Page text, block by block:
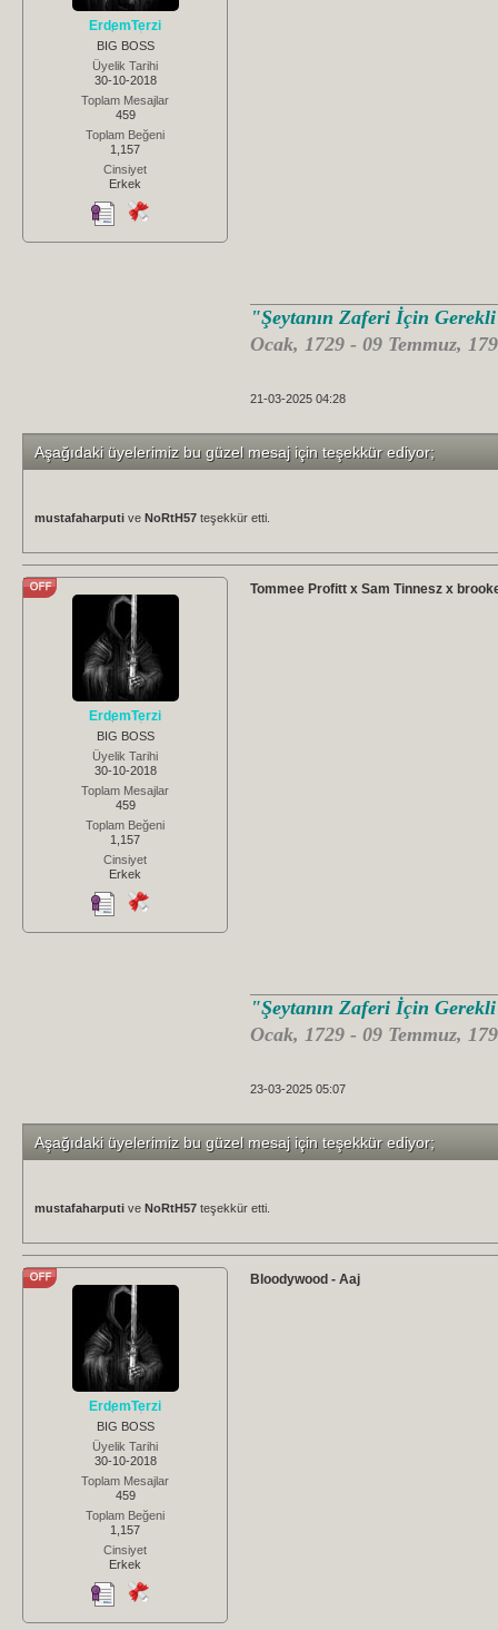
ErdemTerzi
BIG BOSS
Üyelik Tarihi
30-10-2018
Toplam Mesajlar
459
Toplam Beğeni
1,157
Cinsiyet
Erkek
"Şeytanın Zaferi İçin
Ocak, 1729 - 09 Temmuz,
21-03-2025 04:28
Aşağıdaki üyelerimiz bu güzel mesaj için teşekkür ediyor;
mustafaharputi ve NoRtH57 teşekkür etti.
ErdemTerzi
BIG BOSS
Üyelik Tarihi
30-10-2018
Toplam Mesajlar
459
Toplam Beğeni
1,157
Cinsiyet
Erkek
Tommee Profitt x Sam Tinnesz x
"Şeytanın Zaferi İçin
Ocak, 1729 - 09 Temmuz,
23-03-2025 05:07
Aşağıdaki üyelerimiz bu güzel mesaj için teşekkür ediyor;
mustafaharputi ve NoRtH57 teşekkür etti.
ErdemTerzi
BIG BOSS
Üyelik Tarihi
30-10-2018
Toplam Mesajlar
459
Toplam Beğeni
1,157
Cinsiyet
Erkek
Bloodywood - Aaj